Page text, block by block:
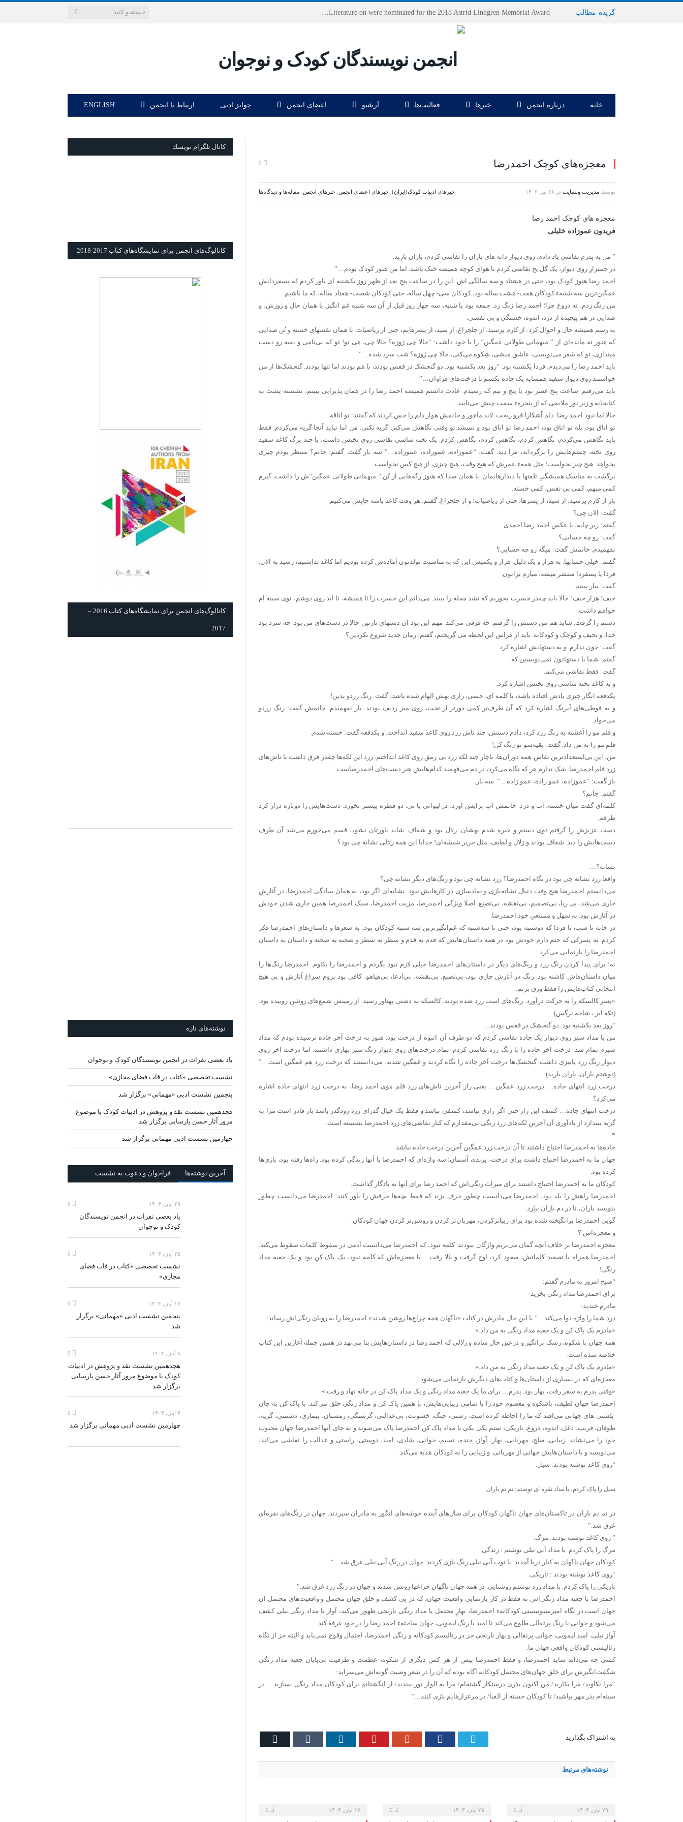
گزیده مطالب
خانه درباره انجمن خبرها فعالیت‌ها آرشیو اعضای انجمن جوایز ادبی ارتباط با انجمن ENGLISH
معجزه‌های کوچک احمدرضا
توسط مدیریت وبسایت در ۲۸ تیر, ۱۴۰۲ خبرهای ادبیات کودک(ایران) خبرهای اعضای انجمن خبرهای انجمن مقاله‌ها و دیدگاه‌ها
معجزه های کوچک احمد رضا
فریدون عموزاده خلیلی
” من به پدرم نقاشی یاد دادم. روی دیوار دانه های باران را نقاشی کردم، باران بارید.
در چمنزارِ روی دیوار، یک گل یخ نقاشی کردم تا هوای کوچه همیشه خنک باشد. اما من هنوز کودک بودم…”
احمد رضا هنوز کودک بود، حتی در هشتاد و سه سالگی اش. این را در ساعت پنج بعد از ظهر روز یکشنبه ای باور کردم که پسفردایش
غمگین‌ترین سه شنبهء کودکان هفت- هشت ساله بود، کودکان سی- چهل ساله، حتی کودکان شصت- هفتاد ساله، که ما باشیم.
من زنگ زدم، نه دروغ چرا؛ احمد رضا زنگ زد، جمعه بود یا شنبه، سه چهار روز قبل از آن سه شنبه غم انگیز. با همان حال و روزش، و
صدایی در هم پیچیده از درد، اندوه، خستگی و بی نفسی.
به رسم همیشه حال و احوال کرد: از کارم پرسید، از چلچراغ، از سید، از پسرهایم، حتی از ریاضیات. با همان نفسهای خسته و تُن صدایی
که هنوز ته مانده‌ای از ” میهمانی طولانی غمگین” را با خود داشت: “حالا چی ژوزه؟ حالا چی، هی تو! تو که بی‌نامی و بقیه رو دست
میندازی، تو که شعر می‌نویسی، عاشق میشی، شِکوه می‌کنی، حالا چی ژوزه؟ شب سرد شده…”
باید احمد رضا را می‌دیدم. فردا یکشنبه بود. “روز بعد یکشنبه بود. دو گنجشک در قفس بودند، با هم بودند اما تنها بودند. گنجشک‌ها از من
خواستند روی دیوار سفید همسایه یک جاده بکشم با درخت‌های فراوان…”
باید می‌رفتم. ساعت پنج عصر بود یا پنج و نیم که رسیدم. عادت داشتم همیشه احمد رضا را در همان پذیرایی ببینم، نشسته پشت به
کتابخانه و زیر نور ملایمی که از پنجرهء سمت چپش می‌تابید…
حالا اما نبود احمد رضا. دلم آشکارا فرو ریخت. لابد ماهور و خانمش هوار دلم را حس کردند که گفتند: تو اتاقه.
تو اتاق بود، بله تو اتاق بود، احمد رضا تو اتاق بود و نمیشد تو وقتی نگاهش می‌کنی گریه نکنی. من اما نباید آنجا گریه می‌کردم. فقط
باید نگاهش می‌کردم، نگاهش کردم، نگاهش کردم، نگاهش کردم. یک تخته شاسی نقاشی روی تختش داشت، با چند برگ کاغذ سفید
روی تخته. چشم‌هایش را برگرداند، مرا دید. گفت: “عموزاده، عموزاده، عموزاده…” سه بار گفت. گفتم: جانم؟ منتظر بودم چیزی
بخواهد. هیچ چیز نخواست؛ مثل همهء عمرش که هیچ وقت، هیچ چیزی، از هیچ کس نخواست.
برگشت به مناسک همیشگیِ تلفنها یا دیدارهایمان. با همان صدا که هنوز رگه‌هایی از تُن ” میهمانی طولانی غمگین”ش را داشت، گیرم
کمی مبهم، کمی بی نفس، کمی خسته.
باز از کارم پرسید، از سید، از پسرها، حتی از ریاضیات؛ و از چلچراغ. گفتم: هر وقت کاغذ باشه چاپش می‌کنیم.
گفت: الان چی؟
گفتم: زیر چاپه، با عکس احمد رضا احمدی.
گفت: رو چه حسابی؟
نفهمیدم. خانمش گفت: میگه رو چه حسابی؟
گفتم: خیلی حسابها. به هزار و یک دلیل. هزار و یکمیش این که به مناسبت تولدتون آماده‌ش کرده بودیم اما کاغذ نداشتیم، رسید به الان.
فردا یا پسفردا منتشر میشه، میآرم براتون.
گفت: بیار ببینم.
حیف! هزار حیف! حالا باید چقدر حسرت بخوریم که نشد مجله را ببیند. می‌دانم این حسرت را تا همیشه، تا ابد روی دوشم، توی سینه ام
خواهم داشت.
دستم را گرفت. شاید هم من دستش را گرفتم. چه فرقی می‌کند. مهم این بود آن دستهای نازنین حالا در دست‌های من بود. چه سرد بود
خدا، و نحیف و کوچک و کودکانه. باید از هراس این لحظه می گریختم، گفتم: رمان جدید شروع نکردین؟
گفت: جون ندارم. و به دستهایش اشاره کرد.
گفتم: شما با دستهاتون نمی‌نویسین که.
گفت: فقط نقاشی می‌کنم.
و به کاغذ تخته شاسی روی تختش اشاره کرد.
یکدفعه انگار چیزی یادش افتاده باشد، یا کلمه ای، حسی، رازی بهش الهام شده باشد، گفت: رنگ زردو بدین!
و به قوطی‌های آبرنگ اشاره کرد که آن طرف‌تر کمی دورتر از تخت، روی میز ردیف بودند. باز نفهمیدم. خانمش گفت: رنگ زردو
می‌خواد.
و قلم مو را آغشته به رنگ زرد کرد، دادم دستش. چند تاش زرد روی کاغذ سفید انداخت. و یکدفعه گفت: خسته شدم.
قلم مو را به من داد. گفت: بقیه‌شو تو رنگ کن!
من، این بی‌استعدادترین نقاش همه دوران‌ها، ناچار چند لکه زرد بی رمق روی کاغذ انداختم. زرد این لکه‌ها چقدر فرق داشت با تاش‌های
زرد قلم احمدرضا. شک ندارم هر که نگاه می‌کرد، در دم می‌فهمید کدام‌هایش هنر دست‌های احمدرضاست.
باز گفت: “عموزاده، عمو زاده، عمو زاده…” سه بار.
گفتم: جانم؟
کلمه‌ای گفت میان خسته، آب و درد. خانمش آب برایش آورد، در لیوانی با نی. دو قطره بیشتر نخورد. دست‌هایش را دوباره دراز کرد
طرفم.
دست عزیزش را گرفتم توی دستم و خیره شدم بهشان. زلال بود و شفاف. شاید باورتان نشود، قسم می‌خورم می‌شد آن طرف
دست‌هایش را دید. شفاف بودند و زلال و لطیف، مثل حریر شیشه‌ای! خدایا این همه زلالی نشانه چی بود؟
نشانه؟…
واقعا زرد نشانه چی بود در نگاه احمدرضا؟ زرد نشانه چی بود و رنگ‌های دیگر نشانه چی؟
می‌دانستم احمدرضا هیچ وقت دنبال نشانه‌بازی و نمادسازی در کارهایش نبود. نشانه‌ای اگر بود، به همان سادگی احمدرضا، در آثارش
جاری می‌شد، بی ریا، بی‌تصمیم، بی‌نقشه، بی‌تصنع. اصلا ویژگی احمدرضا، مزیت احمدرضا، سبک احمدرضا همین جاری شدن خودش
در آثارش بود. به سهل و ممتنعیِ خود احمدرضا.
در خانه تا شب، تا فردا که دوشنبه بود، حتی تا سه‌شنبه که غم‌انگیزترین سه شنبه کودکان بود،‌ به شعرها و داستان‌های احمدرضا فکر
کردم. به پسرکی که حتم دارم خودش بود در همه داستان‌هایش که قدم به قدم و سطر به سطر و صحنه به صحنه و داستان به داستان
احمدرضا را بازنمایی می‌کرد.
نه! برای پیدا کردن رنگ زرد و رنگ‌های دیگر در داستان‌های احمدرضا خیلی لازم نبود بگردم و احمدرضا را بکاوم. احمدرضا رنگ‌ها را
میان داستان‌هاش کاشته بود. رنگ در آثارش جاری بود، بی‌تصنع، بی‌نقشه، بی‌ادعا، بی‌هیاهو. کافی بود بروم سراغ آثارش و بی هیچ
‌انتخابی کتاب‌هایش را فقط ورق بزنم.
«پسر کالسکه را به حرکت درآورد. رنگ‌های اسب زرد شده بودند. کالسکه به دشتی پهناور رسید. از زمینش شمع‌های روشن روییده بود.
(تکه ابر ، شاخه نرگس)
“روز بعد یکشنبه بود. دو گنجشک در قفس بودند…
من با مداد سبز روی دیوار یک جاده نقاشی کردم که دو طرف آن انبوه از درخت بود. هنوز به درخت آخر جاده نرسیده بودم که مداد
سبزم تمام شد. درخت آخر جاده را با رنگ زرد نقاشی کردم. تمام درخت‌های روی دیوار رنگ سبز بهاری داشتند. اما درخت آخر روی
دیوار رنگ زرد پاییزی داشت. گنجشک‌ها درخت آخر جاده را نگاه کردند و غمگین شدند. می‌دانستند که درخت زرد هم غمگین است…”
(نوشتم باران، باران بارید)
درخت زرد انتهای جاده… درخت زرد غمگین… یعنی راز آخرین تاش‌های زرد قلم موی احمد رضا، به درخت زرد انتهای جاده اشاره
می‌کرد؟
درخت انتهای جاده… کشف این راز حتی اگر رازی نباشد، کشفی نباشد و فقط یک خیال گذرای زرد زودگذر باشد باز قادر است مرا به
گریه بیندازد از یادآوری آن آخرین لکه‌های زرد رنگی بی‌مقدارم که کنار نقاشی‌های زرد احمدرضا نشسته است.
*
جاده‌ها به احمدرضا احتیاج داشتند تا آن درخت زرد غمگین آخرین درخت جاده نباشد.
جهان ما به احمدرضا احتیاج داشت برای درخت، پرنده، آسمان؛ سه واژه‌ای که احمدرضا با آنها زندگی کرده بود. راه‌ها رفته بود، بازی‌ها
کرده بود.
کودکان ما به احمدرضا احتیاج داشتند برای میراث رنگی‌اش که احمد رضا برای آنها به یادگار گذاشت.
احمدرضا راهش را بلد بود، احمدرضا می‌دانست چطور حرف بزند که فقط بچه‌ها حرفش را باور کنند. احمدرضا می‌دانست چطور
بنویسد باران، تا در دم باران ببارد.
گویی احمدرضا برانگیخته شده بود برای زیباترکردن، مهربان‌تر کردن و روشن‌تر کردن جهان کودکان.
و معجزه‌اش ؟
معجزه احمدرضا بر خلاف آنچه گمان می‌بریم واژگان نبودند. کلمه نبود، که احمدرضا می‌دانست آدمی در سقوط کلمات سقوط می‌کند.
احمدرضا همراه با تصعید کلماتش، صعود کرد، اوج گرفت و بالا رفت… با معجزه‌اش که کلمه نبود، یک پاک کن بود و یک جعبه مداد
رنگی!
“صبح امروز به مادرم گفتم:
برای احمدرضا مداد رنگی بخرید
مادرم خندید:
درد شما را واژه دوا می‌کند…” با این حال مادرش در کتاب «ناگهان همه چراغ‌ها روشن شدند» احمدرضا را به رویای رنگی‌اش رساند:
«مادرم یک پاک کن و یک جعبه مداد رنگی به من داد.«
همه جهان با شکوه، رشک برانگیز و درعین حال ساده و زلالی که احمد رضا در داستان‌هایش بنا می‌نهد در همین جمله آغازین این کتاب
خلاصه شده است:
«مادرم یک پاک کن و یک جعبه مداد رنگی به من داد.«
معجزه‌ای که در بسیاری از داستان‌ها و کتاب‌های دیگرش بازنمایی می‌شود.
«وقتی پدرم به سفر رفت، بهار بود. پدرم… برای ما یک جعبه مداد رنگی و یک مداد پاک کن در خانه نهاد و رفت.»
احمدرضا جهان لطیف، باشکوه و معصوم خود را با تمامی زیبایی‌هایش، با همین پاک کن و مداد رنگی خلق می‌کند. با پاک کن به جان
پلشتی های جهانی می‌افتد که ما را احاطه کرده است. زشتی، جنگ، خشونت، بی‌عدالتی، گرسنگی، زمستان، بیماری، دشمنی، گریه،
طوفان، فریب، دغل، اندوه، دروغ، تاریکی، ستم یکی یکی با مداد پاک کن احمدرضا پاک می‌شوند و به جای آنها احمدرضا جهان محبوب
خود را می‌نشاند. زیبایی، صلح، مهربانی، بهار، آواز، خنده،‌ نسیم، جوانی، شادی، امید، دوستی، راستی و عدالت را نقاشی می‌کند،
می‌نویسد و با داستان‌هایش جهانی از مهربانی و زیبایی را به کودکان هدیه می‌کند.
“روی کاغذ نوشته بودند: سیل.
سیل را پاک کردم، با مداد نقره ای نوشتم: نم نم باران.
در نم نم باران در تاکستان‌های جهان ناگهان کودکان برای سال‌های آینده خوشه‌های انگور به مادران سپردند. جهان در رنگ‌های نقره‌ای
غرق شد.”
” روی کاغذ نوشته بودند: مرگ.
مرگ را پاک کردم. با مداد آبی نیلی نوشتم : زندگی.
کودکان جهان ناگهان به کنار دریا آمدند. با توپ آبی نیلی رنگ بازی کردند. جهان در رنگ آبی نیلی غرق شد…”
“روی کاغذ نوشته بودند : تاریکی.
تاریکی را پاک کردم. با مداد زرد نوشتم روشنایی. در همه جهان ناگهان چراغها روشن شدند و جهان در رنگ زرد غرق ‌شد.”
احمدرضا با جعبه مداد رنگی‌اش نه فقط در کار بازنمایی واقعیت جهان، که در پی کشف و خلق جهان محتمل و واقعیت‌های محتمل آن
جهان است.در نگاه امپرسیونیستی کودکانهء احمدرضا، بهارِ محتمل با مداد رنگی نارنجی ظهور می‌کند، آواز با مداد رنگی نیلی کشف
می‌شود و جوانی با رنگ پرتقالی طلوع می‌کند تا امید با رنگ لیمویی، جهان ساختهء احمد رضا را در خود غرقه کند.
آواز نیلی، امید لیمویی، جوانی پرتقالی و بهار نارنجی جز در رئالیسم کودکانه و رنگی احمدرضا، احتمال وقوع نمی‌یابد و البته جز از نگاه
رئالیستی کودکان واقعی جهان ما.
کسی چه می‌داند شاید احمدرضا، و فقط احمدرضا بیش از هر کس دیگری از شکوه، عظمت و ظرفیت بی‌پایان جعبه مداد رنگی
شگفت‌انگیزش برای خلق جهان‌های محتمل کودکانه آگاه بوده که آن را در شعر وصیت گونه‌اش می‌سراید:
“مرا نکاوید/ مرا بکارید/ من اکنون بذری درستکار گشته‌ام/ مرا به الوار نور ببندید/ از انگشتانم برای کودکان مداد رنگی بسازید… در
سینه‌ام بذر مهر بپاشید/ تا کودکان خسته از الفبا/ در مرغزارهایم بازی کنند…”
به اشتراک بگذارید Twitter
Facebook
Google+
Pinterest
LinkedIn
Tumblr
نوشته‌های مرتبط
۲۹ آبان, ۱۴۰۴ ۲۵ آبان, ۱۴۰۴ ۱۷ آبان, ۱۴۰۴
كانال تلگرام نويسك
كاتالوگ‌هاي انجمن برای نمايشگاه‌های كتاب 2017-2018
كاتالوگ‌های انجمن برای نمايشگاه‌های كتاب 2016 –
2017
نوشته‌های تازه
یاد بعضی نفرات در انجمن نویسندگان کودک و نوجوان
نشست تخصصی «کتاب در قاب فضای مجازی»
پنجمین نشست ادبی «مهمانی» برگزار شد
هجدهمین نشست نقد و پژوهش در ادبیات کودک با موضوع
مرور آثار حسن پارسایی برگزار شد
چهارمین نشست ادبی مهمانی برگزار شد
آخرين‌ نوشته‌ها فراخوان و دعوت به نشست
۲۹ آبان, ۱۴۰۴
یاد بعضی نفرات در انجمن نویسندگان
کودک و نوجوان
۲۵ آبان, ۱۴۰۴
نشست تخصصی «کتاب در قاب فضای
مجازی»
۱۷ آبان, ۱۴۰۴
پنجمین نشست ادبی «مهمانی» برگزار
شد
۸ آبان, ۱۴۰۴
هجدهمین نشست نقد و پژوهش در ادبیات
کودک با موضوع مرور آثار حسن پارسایی
برگزار شد
۴ آبان, ۱۴۰۴
چهارمین نشست ادبی مهمانی برگزار شد